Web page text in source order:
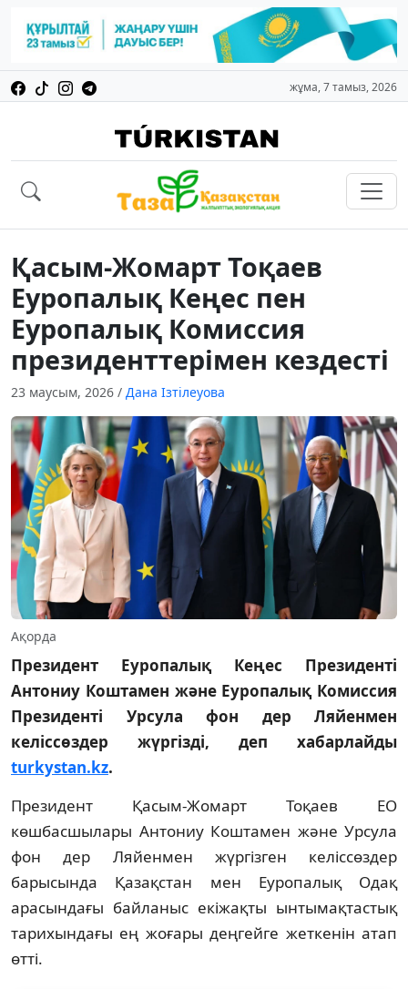
жұма, 7 тамыз, 2026
Қасым-Жомарт Тоқаев
Еуропалық Кеңес пен
Еуропалық Комиссия
президенттерімен кездесті
23 маусым, 2026 / Дана Ізтілеуова
Ақорда
Президент Еуропалық Кеңес Президенті
Антониу Коштамен және Еуропалық Комиссия
Президенті Урсула фон дер Ляйенмен
келіссөздер жүргізді, деп хабарлайды
turkystan.kz.
Президент Қасым-Жомарт Тоқаев ЕО
көшбасшылары Антониу Коштамен және Урсула
фон дер Ляйенмен жүргізген келіссөздер
барысында Қазақстан мен Еуропалық Одақ
арасындағы байланыс екіжақты ынтымақтастық
тарихындағы ең жоғары деңгейге жеткенін атап
өтті.